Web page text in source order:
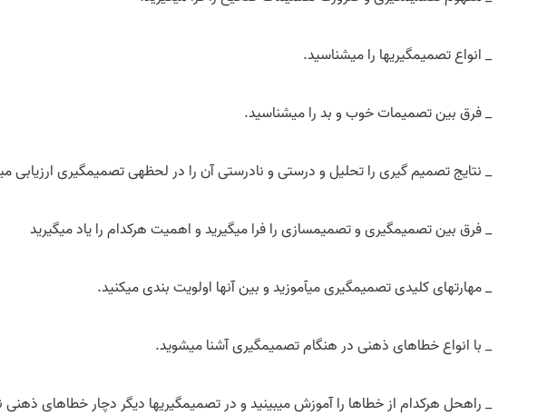
_ انواع تصمیم­گیری­ها را می­شناسید.
_ فرق بین تصمیمات خوب و بد را می­شناسید.
_ نتایج تصمیم گیری را تحلیل و درستی و نادرستی آن را در لحظه­ی تصمیم­گیری ارزیابی
_ فرق بین تصمیم­گیری و تصمیم­سازی را فرا میگیرید و اهمیت هرکدام را یاد می­گیرید
_ مهارت­های کلیدی تصمیم­گیری می­آموزید و بین آنها اولویت بندی می­کنید.
_ با انواع خطاهای ذهنی در هنگام تصمیم­گیری آشنا می­شوید.
_ راه­حل هرکدام از خطاها را آموزش می­بینید و در تصمیم­گیری­ها دیگر دچار خطاهای